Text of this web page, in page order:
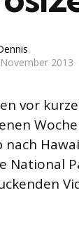
2013
vor
nach
National